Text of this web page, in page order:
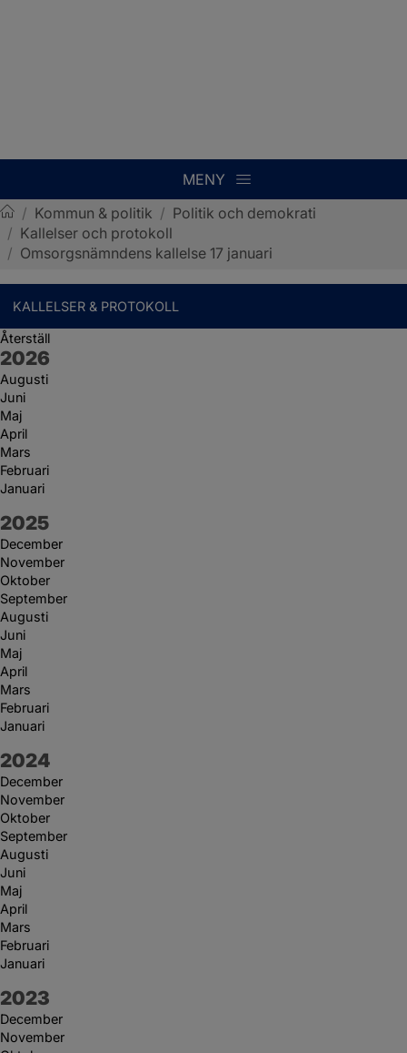
MENY
Sotenäs kommun
/ Kommun & politik / Politik och demokrati
/ Kallelser och protokoll
/ Omsorgsnämndens kallelse 17 januari
KALLELSER & PROTOKOLL
Återställ
År:
2026
Augusti
Juni
Maj
April
Mars
Februari
Januari
År:
2025
December
November
Oktober
September
Augusti
Juni
Maj
April
Mars
Februari
Januari
År:
2024
December
November
Oktober
September
Augusti
Juni
Maj
April
Mars
Februari
Januari
År:
2023
December
November